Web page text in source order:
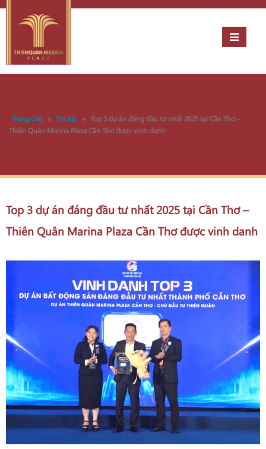
Trang chủ » Tin tức » Top 3 dự án đáng đầu tư nhất 2025 tại Cần Thơ –
Thiên Quân Marina Plaza Cần Thơ được vinh danh
Top 3 dự án đáng đầu tư nhất 2025 tại Cần Thơ –
Thiên Quân Marina Plaza Cần Thơ được vinh danh